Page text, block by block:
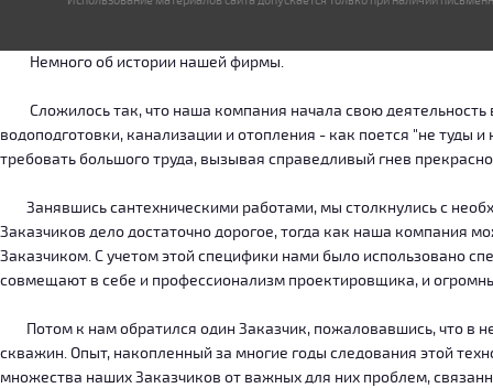
Немного об истории нашей фирмы.
Сложилось так, что наша компания начала свою деятельность
водоподготовки, канализации и отопления - как поется "не
требовать большого труда, вызывая справедливый гнев
Занявшись сантехническими работами, мы столкнулись с
Заказчиков дело достаточно дорогое, тогда как наша компания
Заказчиком. С учетом этой специфики нами было использовано
совмещают в себе и профессионализм проектировщика, и
Потом к нам обратился один Заказчик, пожаловавшись, что в
скважин. Опыт, накопленный за многие годы следования этой
множества наших Заказчиков от важных для них проблем,